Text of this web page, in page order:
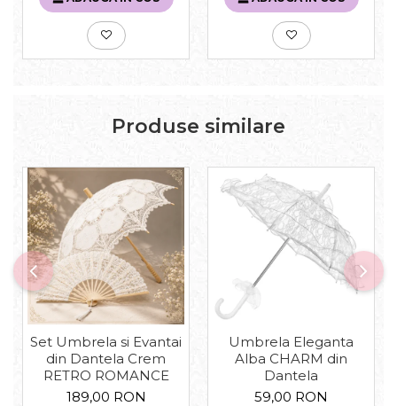
Produse similare
Set Umbrela si Evantai
din Dantela Crem
RETRO ROMANCE
189,00 RON
Umbrela Eleganta
Alba CHARM din
Dantela
59,00 RON